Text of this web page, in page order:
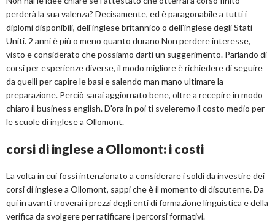
perderà la sua valenza? Decisamente, ed è paragonabile a tutti i
diplomi disponibili, dell'inglese britannico o dell'inglese degli Stati
Uniti. 2 anni è più o meno quanto durano Non perdere interesse,
visto e considerato che possiamo darti un suggerimento. Parlando di
corsi per esperienze diverse, il modo migliore è richiedere di seguire
da quelli per capire le basi e salendo man mano ultimare la
preparazione. Perciò sarai aggiornato bene, oltre a recepire in modo
chiaro il business english. D'ora in poi ti sveleremo il costo medio per
le scuole di inglese a Ollomont.
corsi di inglese a Ollomont: i costi
La volta in cui fossi intenzionato a considerare i soldi da investire dei
corsi di inglese a Ollomont, sappi che è il momento di discuterne. Da
qui in avanti troverai i prezzi degli enti di formazione linguistica e della
verifica da svolgere per ratificare i percorsi formativi.